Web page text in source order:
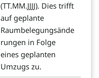
(TT.MM.JJJJ). Dies trifft
auf geplante
Raumbelegungsände
rungen in Folge
eines geplanten
Umzugs zu.